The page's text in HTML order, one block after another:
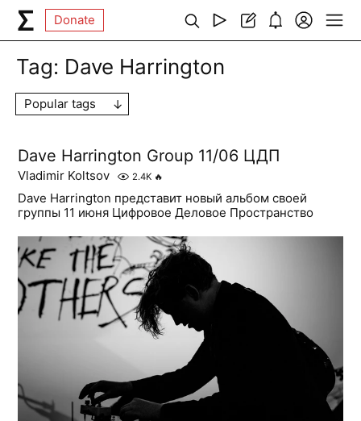
Donate
Tag: Dave Harrington
Popular tags
Dave Harrington Group 11/06 ЦДП
Vladimir Koltsov 2.4K 🔥
Dave Harrington представит новый альбом своей
группы 11 июня Цифровое Деловое Пространство